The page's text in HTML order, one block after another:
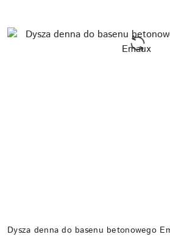
Dysza denna do basenu betonowego